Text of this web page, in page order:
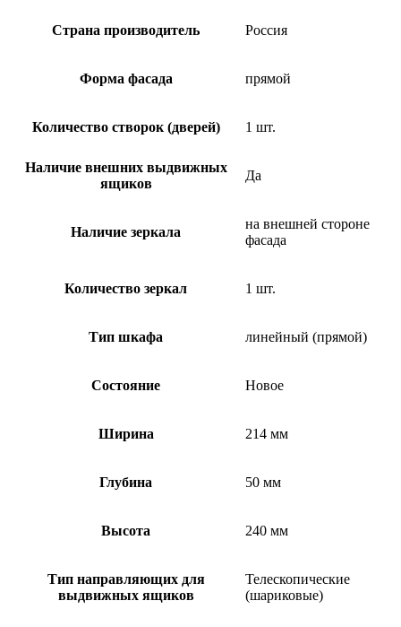
Страна производитель Россия
Форма фасада прямой
Количество створок (дверей) 1 шт.
Наличие внешних выдвижных
ящиков
Да
Наличие зеркала
на внешней стороне
фасада
Количество зеркал 1 шт.
Тип шкафа линейный (прямой)
Состояние Новое
Ширина 214 мм
Глубина 50 мм
Высота 240 мм
Тип направляющих для
выдвижных ящиков
Телескопические
(шариковые)